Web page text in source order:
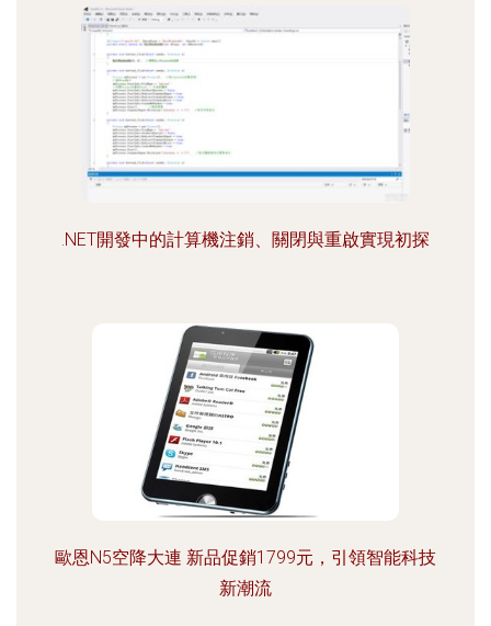
.NET開發中的計算機注銷、關閉與重啟實現初探
歐恩N5空降大連 新品促銷1799元，引領智能科技
新潮流